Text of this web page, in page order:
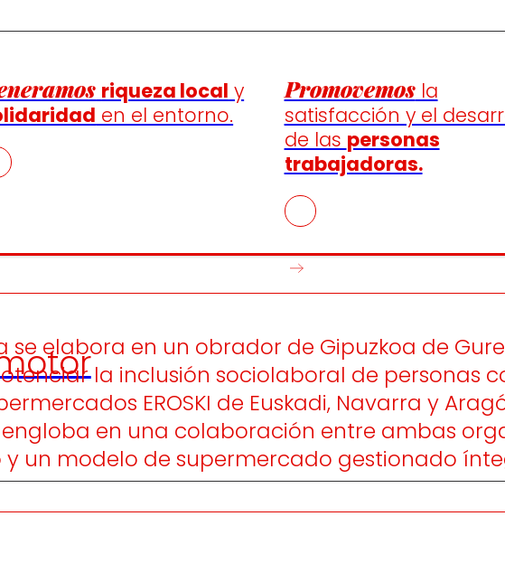
riqueza local y
en el entorno.
Promovemosla
satisfacción y el
de las personas
trabajadoras.
elabora en un obrador de Gipuzkoa de
la inclusión sociolaboral de personas
EROSKI de Euskadi, Navarra y
en una colaboración entre ambas
un modelo de supermercado gestionado